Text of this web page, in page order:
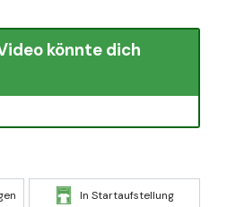
könnte dich
In Startaufstellung